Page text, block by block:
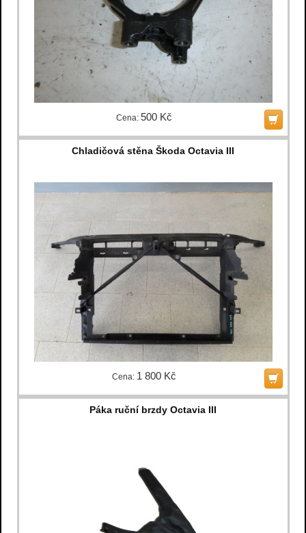
Cena: 500 Kč
Chladičová stěna Škoda Octavia III
Cena: 1 800 Kč
Páka ruční brzdy Octavia III